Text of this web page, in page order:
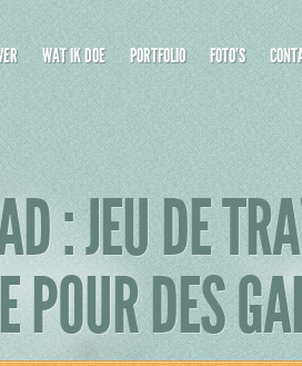
WAT IK DOE PORTFOLIO FOTO’S
: JEU DE
POUR DES